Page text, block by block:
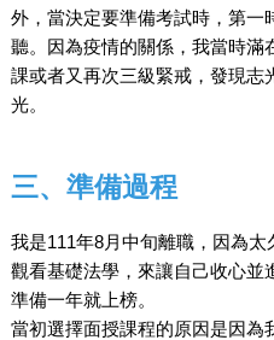
外，當決定要準備考試時，第一
聽。因為疫情的關係，我當時滿
課或者又再次三級緊戒，發現志
光。
三、準備過程
我是111年8月中旬離職，因為
觀看基礎法學，來讓自己收心並
準備一年就上榜。
當初選擇面授課程的原因是因為